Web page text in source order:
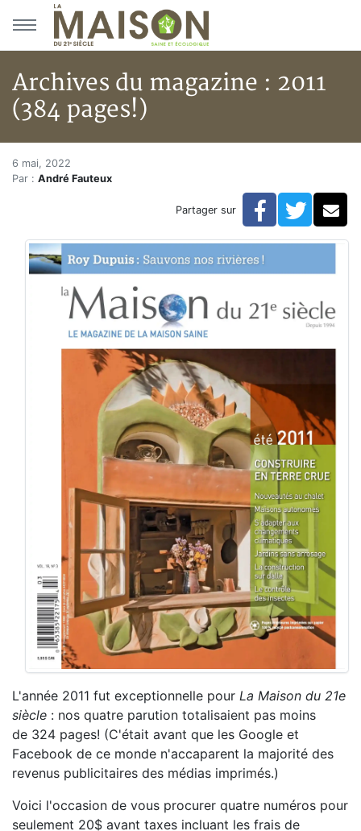
Aller au menu principal
Aller au contenu principal
Archives du magazine : 2011
(384 pages!)
Accueil
Articles
Archives du magazine : 2011 (384 pages!)
Archives du magazine : 2011
6 mai, 2022
Par : André Fauteux
Partager sur Facebook
L'année 2011 fut exceptionnelle pour La Maison du 21e
siècle : nos quatre parution totalisaient pas moins
de 324 pages! (C'était avant que les Google et
Facebook de ce monde n'accaparent la majorité des
revenus publicitaires des médias imprimés.)
Voici l'occasion de vous procurer quatre numéros pour
seulement 20$ avant taxes incluant les frais de